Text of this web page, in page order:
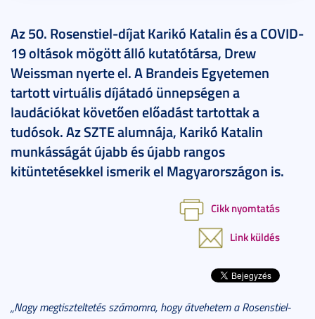
Az 50. Rosenstiel-díjat Karikó Katalin és a COVID-
19 oltások mögött álló kutatótársa, Drew
Weissman nyerte el. A Brandeis Egyetemen
tartott virtuális díjátadó ünnepségen a
laudációkat követően előadást tartottak a
tudósok. Az SZTE alumnája, Karikó Katalin
munkásságát újabb és újabb rangos
kitüntetésekkel ismerik el Magyarországon is.
Cikk nyomtatás
Link küldés
„Nagy megtiszteltetés számomra, hogy átvehetem a Rosenstiel-